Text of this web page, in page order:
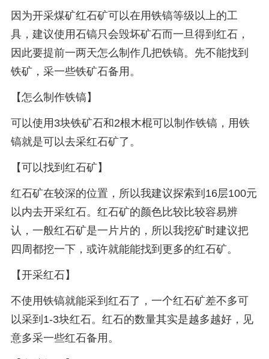
因为开采煤矿红石矿可以在用铁镐等级以上的工
具，建议使用石镐只会毁坏矿石而一旦得到红石，
因此要提前一两天怎么制作几把铁镐。先不能找到
铁矿，采一些铁矿石备用。
【怎么制作铁镐】
可以使用3块铁矿石和2根木棍可以制作铁镐，用铁
镐就是可以去采红石矿了。
【可以找到红石矿】
红石矿在较深的位置，所以我建议探索到16层100元
以内去开采红石。红石矿的颜色比较比较容易辨
认，一般红石矿是一片片的，所以我挖矿时建议把
四周都挖一下，或许就能能找到更多的红石矿。
【开采红石】
不使用铁镐就能采到红石了，一个红石矿差不多可
以采到1-3块红石。红石的数量其实是越多越好，见
意多采一些红石备用。